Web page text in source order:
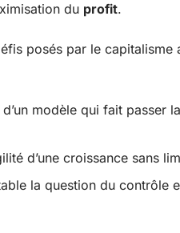
du profit.
posés par le capitalisme
modèle qui fait passer
d’une croissance sans
la question du contrôle